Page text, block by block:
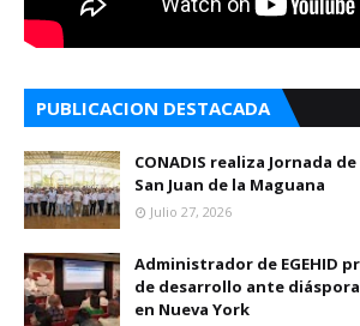
PUBLICACION DESTACADA
CONADIS realiza Jornada
San Juan de la Maguana
Julio 27, 2026
Administrador de EGEHID
de desarrollo ante
en Nueva York